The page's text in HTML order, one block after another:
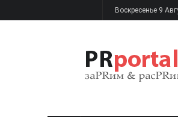
Перейти к основному содержаниюВоскресенье 9